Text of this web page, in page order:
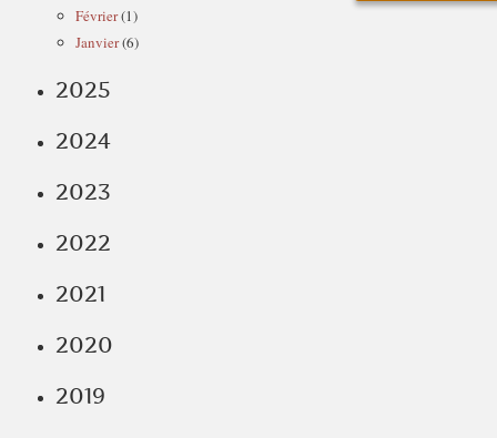
Février(1)
Janvier(6)
2025
2024
2023
2022
2021
2020
2019